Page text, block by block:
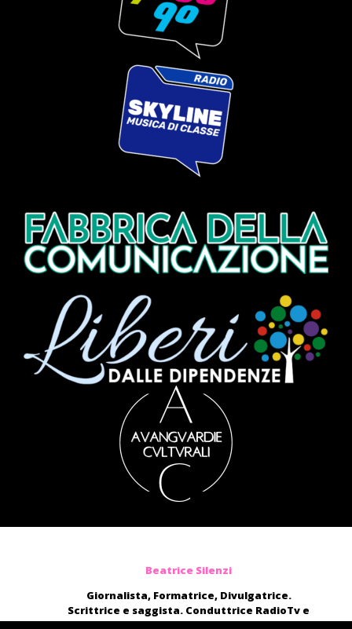
Beatrice Silenzi
Giornalista, Formatrice, Divulgatrice.
Scrittrice e saggista. Conduttrice RadioTv e
blogger.